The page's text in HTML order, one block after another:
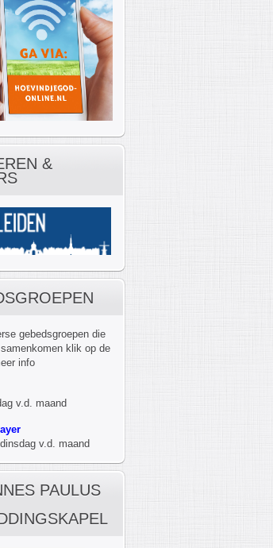
&
gebedsgroepen die
klik op de
info
v.d. maand
v.d. maand
PAULUS